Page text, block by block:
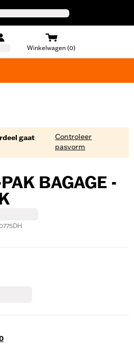
Winkelwagen (0)
gaat
Controleer
pasvorm
BAGAGE -